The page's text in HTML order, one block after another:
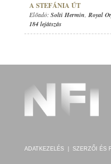
A STEFÁNIA ÚT
Előadó: Solti Hermin, Royal
184 lejátszás
ADATKEZELÉS SZERZŐI ÉS